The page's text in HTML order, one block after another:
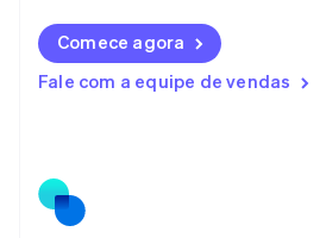
Comece agora
Fale com a equipe de vendas
English
Luxemburgo
FrançaisDeutschEnglish
México
Español